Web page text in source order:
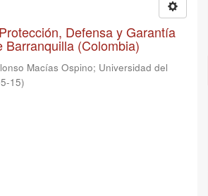
Defensa y Garantía
(Colombia)
Macías Ospino; Universidad del
15)